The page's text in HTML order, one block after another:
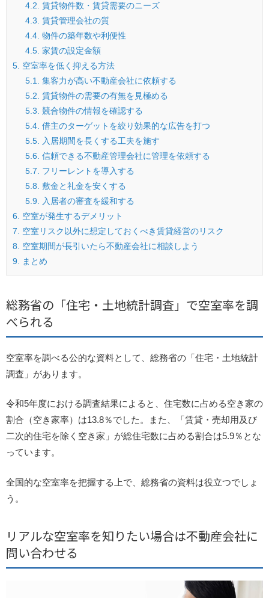
4.2. 賃貸物件数・賃貸需要のニーズ
4.3. 賃貸管理会社の質
4.4. 物件の築年数や利便性
4.5. 家賃の設定金額
5. 空室率を低く抑える方法
5.1.
集客力が高い不動産会社に依頼する
5.2. 賃貸物件の需要の有無を見極める
5.3. 競合物件の情報を確認する
5.4. 借主のターゲットを絞り効果的な広告を打つ
5.5.
入居期間を長くする工夫を施す
5.6. 信頼できる不動産管理会社に管理を依頼する
5.7.
フリーレントを導入する
5.8. 敷金と礼金を安くする
5.9.
入居者の審査を緩和する
6.
空室が発生するデメリット
7.
空室リスク以外に想定しておくべき賃貸経営のリスク
8.
空室期間が長引いたら不動産会社に相談しよう
9.
まとめ
総務省の「住宅・土地統計調査」で空室率を調
べられる
空室率を調べる公的な資料として、総務省の「住宅・土地統計
調査」があります。
令和5年度における調査結果によると、住宅数に占める空き家の
割合（空き家率）は13.8％でした。また、「賃貸・売却用及び
二次的住宅を除く空き家」が総住宅数に占める割合は5.9％とな
っています。
全国的な空室率を把握する上で、総務省の資料は役立つでしょ
う。
リアルな空室率を知りたい場合は不動産会社に
問い合わせる